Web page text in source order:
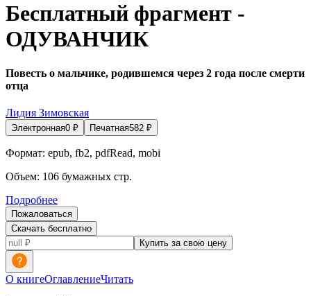
Бесплатный фрагмент -
ОДУВАНЧИК
Повесть о мальчике, родившемся через 2 года после смерти
отца
Лидия Зимовская
Электронная0 ₽ Печатная582 ₽
Формат: epub, fb2, pdfRead, mobi
Объем: 106 бумажных стр.
Подробнее
Пожаловаться
Скачать бесплатно
Купить за свою цену
О книгеОглавлениеЧитать